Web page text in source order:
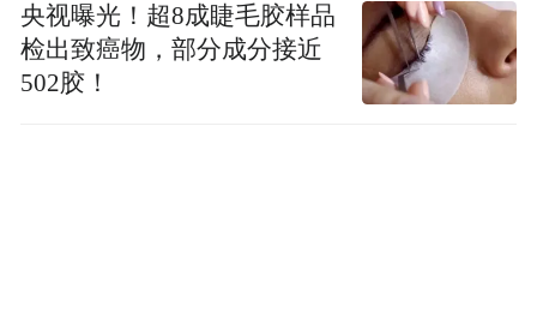
央视曝光！超8成睫毛胶样品
检出致癌物，部分成分接近
502胶！